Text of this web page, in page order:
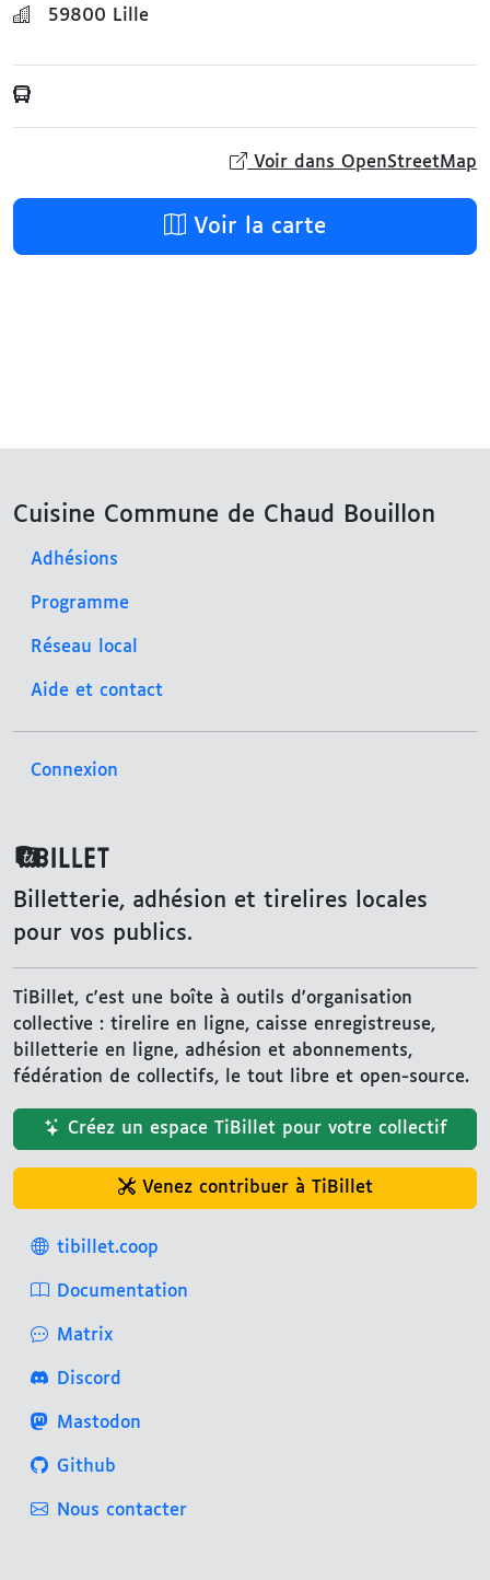
59800 Lille
Voir dans OpenStreetMap
Voir la carte
Cuisine Commune de Chaud Bouillon
Adhésions
Programme
Réseau local
Aide et contact
Connexion
Billetterie, adhésion et tirelires locales
pour vos publics.
TiBillet, c'est une boîte à outils d'organisation
collective : tirelire en ligne, caisse enregistreuse,
billetterie en ligne, adhésion et abonnements,
fédération de collectifs, le tout libre et open-source.
Créez un espace TiBillet pour votre collectif
Venez contribuer à TiBillet
tibillet.coop
Documentation
Matrix
Discord
Mastodon
Github
Nous contacter